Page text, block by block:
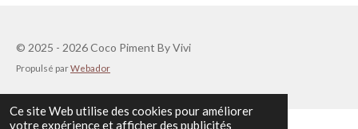
Ce site Web utilise des cookies pour améliorer
votre expérience et afficher des publicités
© 2025 - 2026 Coco Piment By Vivi
Propulsé parWebador